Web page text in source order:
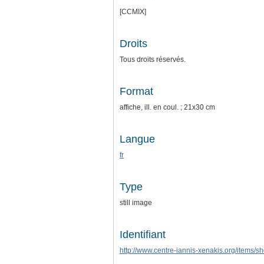
[CCMIX]
Droits
Tous droits réservés.
Format
affiche, ill. en coul. ; 21x30 cm
Langue
fr
Type
still image
Identifiant
http://www.centre-iannis-xenakis.org/items/